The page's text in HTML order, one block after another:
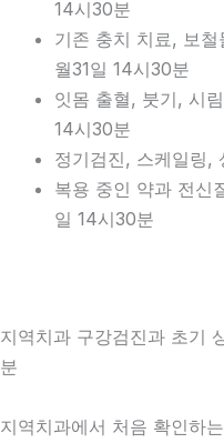
14시30분
기존 충치 치료, 보
월31일 14시30분
잇몸 출혈, 붓기, 시
14시30분
정기검진, 스케일링,
복용 중인 약과 전신
일 14시30분
지역치과 구강검진과 초기
분
지역치과에서 처음 확인하